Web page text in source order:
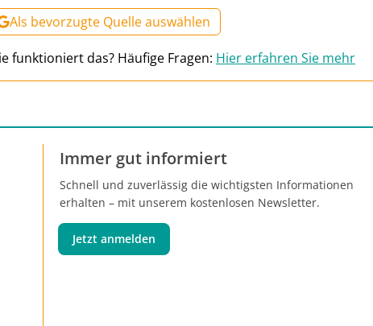
Als bevorzugte Quelle auswählen
funktioniert das? Häufige Fragen: Hier erfahren Sie mehr
Immer gut informiert
Schnell und zuverlässig die wichtigsten Informationen
erhalten – mit unserem kostenlosen Newsletter.
Jetzt anmelden